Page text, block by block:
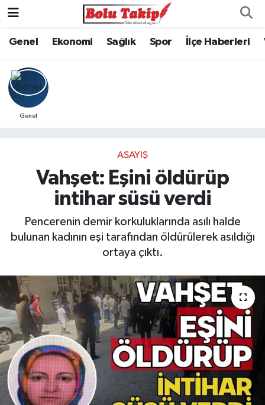
Genel Ekonomi Sağlık Spor İlçe Haberleri
Genel
ASAYIŞ
Vahşet: Eşini öldürüp
intihar süsü verdi
Pencerenin demir korkuluklarında asılı halde
bulunan kadının eşi tarafından öldürülerek asıldığı
ortaya çıktı.